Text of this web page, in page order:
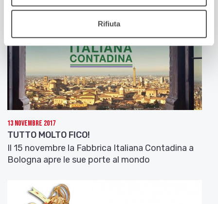
Rifiuta
13 Novembre 2017
TUTTO MOLTO FICO!
Il 15 novembre la Fabbrica Italiana Contadina a
Bologna apre le sue porte al mondo